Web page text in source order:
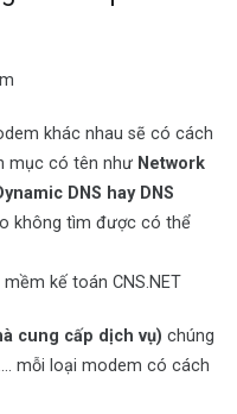
khác nhau sẽ có cách
mục có tên như Network
DNS hay DNS
không tìm được có thể
cung cấp dịch vụ) chúng
mỗi loại modem có cách